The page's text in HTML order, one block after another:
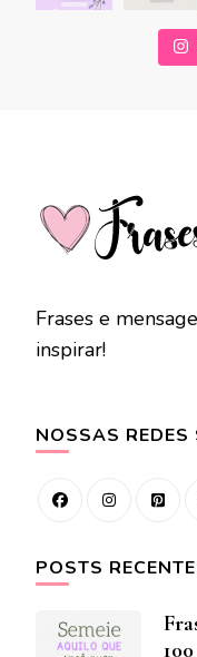
Frases e
inspirar!
NOSSAS REDES
POSTS